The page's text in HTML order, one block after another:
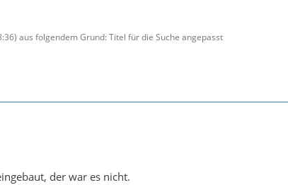
) aus folgendem Grund: Titel für die Suche angepasst
der war es nicht.